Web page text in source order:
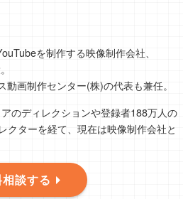
を制作する映像制作会社、
画制作センター(株)の代表も兼任。
のディレクションや登録者188万人の
クターを経て、現在は映像制作会社と
談する